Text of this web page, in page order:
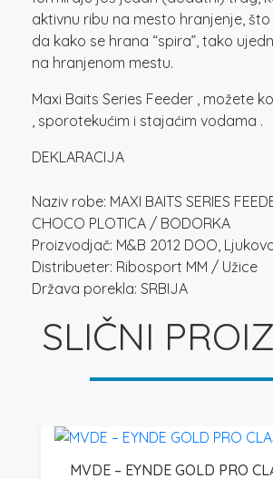
aktivnu ribu na mesto hranjenje,
da kako se hrana “spira”, tako
na hranjenom mestu.
Maxi Baits Series Feeder , možete
, sporotekućim i stajaćim vodama .
DEKLARACIJA
Naziv robe: MAXI BAITS SERIES
CHOCO PLOTICA / BODORKA
Proizvodjač: M&B 2012 DOO,
Distribueter: Ribosport MM / Užice
Država porekla: SRBIJA
SLIČNI
MVDE – EYNDE GOLD PRO